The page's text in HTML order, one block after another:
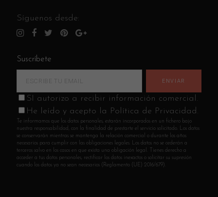
Síguenos desde:
Suscríbete
SI autorizo a recibir información comercial.
He leído y acepto la Política de Privacidad.
Te informamos que los datos personales, estarán incorporados en un fichero bajo
nuestra responsabilidad, con la finalidad de prestarte el servicio solicitado. Los datos
se conservarán mientras se mantenga la relación comercial o durante los años
necesarios para cumplir con las obligaciones legales. Los datos no se cederán a
terceros salvo en los casos en que exista una obligación legal. Tienes derecho a
acceder a tus datos personales, rectificar los datos inexactos o solicitar su supresión
cuando los datos ya no sean necesarios (Reglamento (UE) 2016/679).